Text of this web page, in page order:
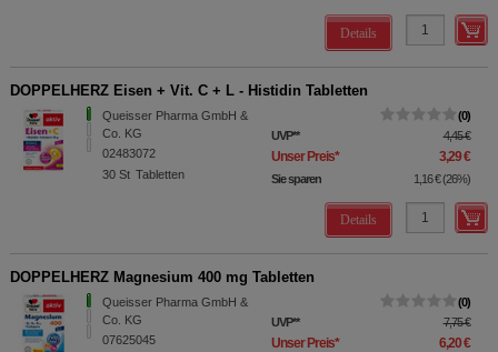
Details
DOPPELHERZ Eisen + Vit. C + L - Histidin Tabletten
Queisser Pharma GmbH &
Co. KG
02483072
30 St Tabletten
0
UVP** 4,45 €
Unser Preis* 3,29 €
Sie sparen 1,16 € (26%)
Details
DOPPELHERZ Magnesium 400 mg Tabletten
Queisser Pharma GmbH &
Co. KG
07625045
0
UVP** 7,75 €
Unser Preis* 6,20 €